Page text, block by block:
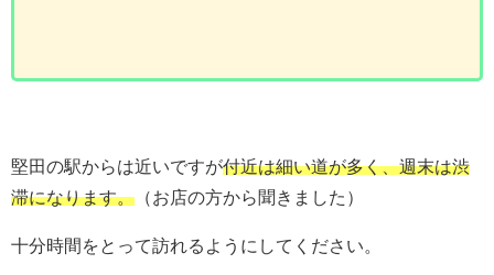
堅田の駅からは近いですが付近は細い道が多く、週末は渋
滞になります。 （お店の方から聞きました）
十分時間をとって訪れるようにしてください。